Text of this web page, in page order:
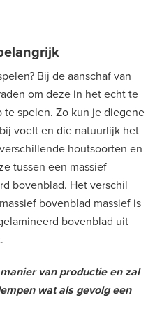
Bij de aanschaf van
om deze in het echt te
spelen. Zo kun je diegene
voelt en die natuurlijk het
houtsoorten en
tussen een massief
bovenblad. Het verschil
bovenblad massief is
bovenblad uit
van productie en zal
wat als gevolg een